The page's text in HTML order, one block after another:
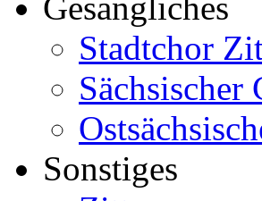
Gesangliches
Stadtchor
Sächsischer
Sonstiges